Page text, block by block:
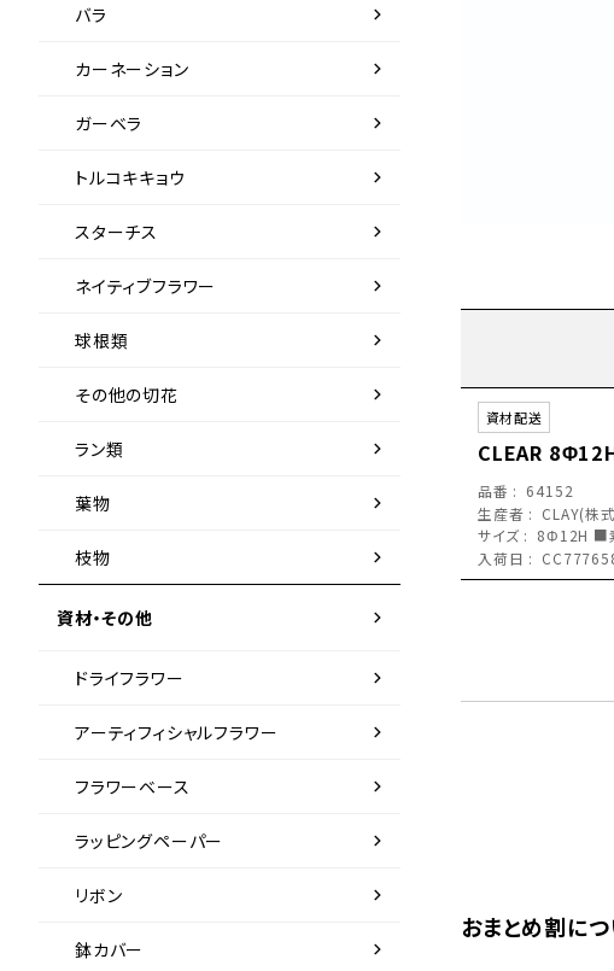
資材配送
CLEAR
品番
64152
生産者
CLAY(株
サイズ
8Φ12H ■
入荷日
おまとめ割につ
バラ chevron_right
カーネーション chevron_right
ガーベラ chevron_right
トルコキキョウ chevron_right
スターチス chevron_right
ネイティブフラワー chevron_right
球根類 chevron_right
その他の切花 chevron_right
ラン類 chevron_right
葉物 chevron_right
枝物 chevron_right
資材・その他 chevron_right
ドライフラワー chevron_right
アーティフィシャルフラワー chevron_right
フラワーベース chevron_right
ラッピングペーパー chevron_right
リボン chevron_right
鉢カバー chevron_right